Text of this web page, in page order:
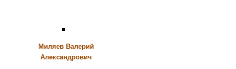
Миляев Валерий
Александрович